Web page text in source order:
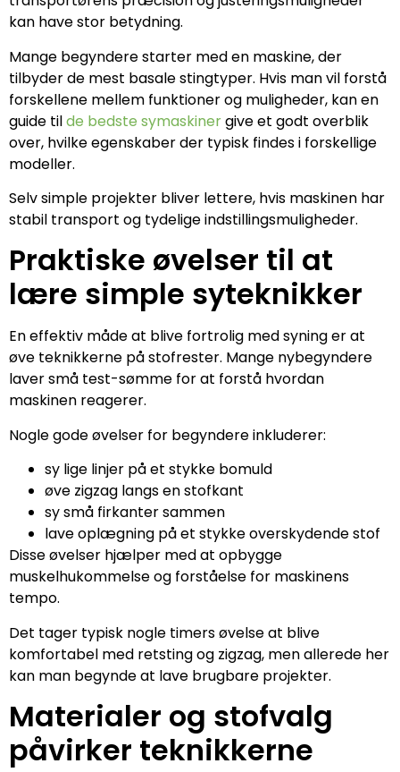
kan have stor betydning.
Mange begyndere starter med en maskine, der
tilbyder de mest basale stingtyper. Hvis man vil forstå
forskellene mellem funktioner og muligheder, kan en
guide tilde bedste symaskinergive et godt overblik
over, hvilke egenskaber der typisk findes i forskellige
modeller.
Selv simple projekter bliver lettere, hvis maskinen har
stabil transport og tydelige indstillingsmuligheder.
Praktiske øvelser til at
lære simple syteknikker
En effektiv måde at blive fortrolig med syning er at
øve teknikkerne på stofrester. Mange nybegyndere
laver små test-sømme for at forstå hvordan
maskinen reagerer.
Nogle gode øvelser for begyndere inkluderer:
sy lige linjer på et stykke bomuld
øve zigzag langs en stofkant
sy små firkanter sammen
lave oplægning på et stykke overskydende stof
Disse øvelser hjælper med at opbygge
muskelhukommelse og forståelse for maskinens
tempo.
Det tager typisk nogle timers øvelse at blive
komfortabel med retsting og zigzag, men allerede her
kan man begynde at lave brugbare projekter.
Materialer og stofvalg
påvirker teknikkerne